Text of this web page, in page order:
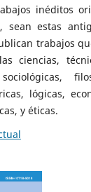
inéditos
sean estas
trabajos
ciencias,
lógicas,
y éticas.